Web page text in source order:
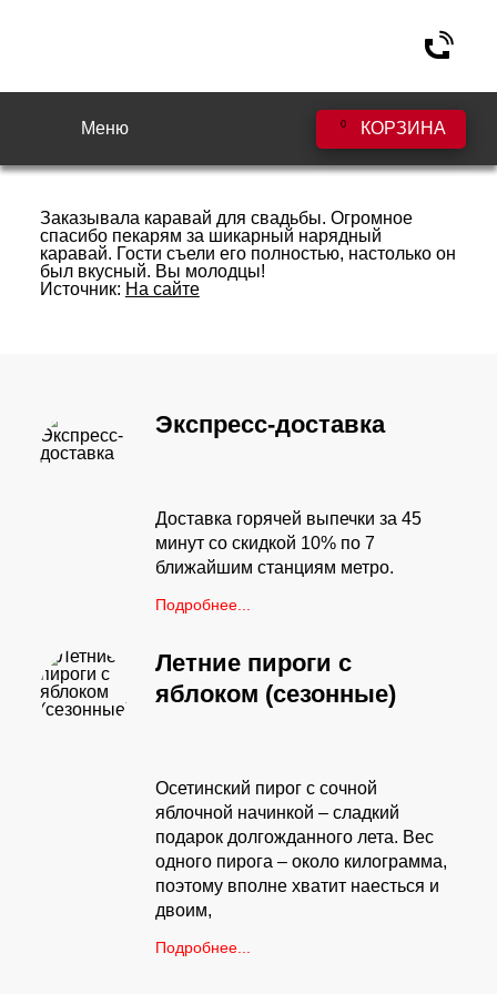
КОРЗИНА
0
Меню
Елена (2017г.)
Заказывала каравай для свадьбы. Огромное
спасибо пекарям за шикарный нарядный
каравай. Гости съели его полностью, настолько он
был вкусный. Вы молодцы!
Источник: На сайте
Экспресс-доставка
Доставка горячей выпечки за 45
минут со скидкой 10% по 7
ближайшим станциям метро.
Подробнее...
Летние пироги с
яблоком (сезонные)
Осетинский пирог с сочной
яблочной начинкой – сладкий
подарок долгожданного лета. Вес
одного пирога – около килограмма,
поэтому вполне хватит наесться и
двоим,
Подробнее...